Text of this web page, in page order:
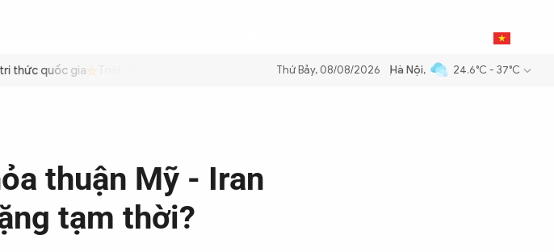
thức quốc gia Triệt để tiết kiệm xăng dầu để đảm bảo an ninh năng lượng quốc gia Thực hiện Nghị
Thứ Bảy, 08/08/2026 Hà Nội, 24.6°C - 37°C
thuận Mỹ - Iran
tạm thời?